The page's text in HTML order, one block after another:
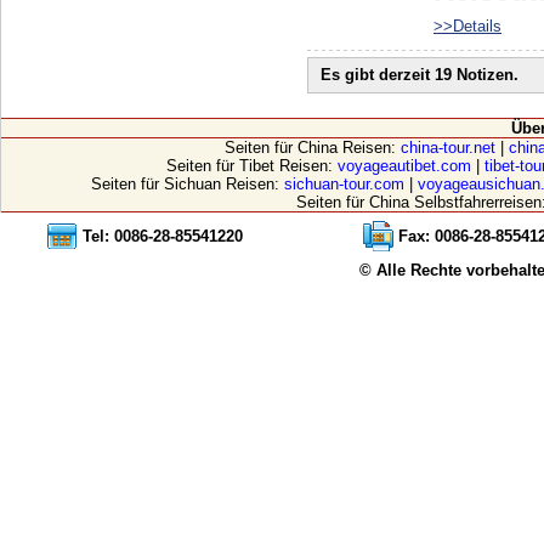
1995 haben wir
vergangenen
mit eigenem
haben wir fuer
eigenen
ihre Erlebnisse
http://www.open-
>>Details
Es gibt derzeit 19 Notizen.
Seiten für China Reisen: china-tour.net|
Seiten für Tibet Reisen: voyageautibet.com
tibet-
Seiten für Sichuan Reisen: sichuan-tour.com
Seiten für China
Tel: 0086-28-85541220
Fax: 0086-28-
© Alle Rechte